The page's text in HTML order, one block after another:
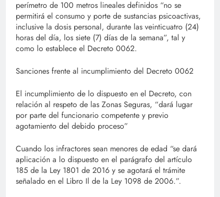
perímetro de 100 metros lineales definidos “no se
permitirá el consumo y porte de sustancias psicoactivas,
inclusive la dosis personal, durante las veinticuatro (24)
horas del día, los siete (7) días de la semana”, tal y
como lo establece el Decreto 0062.
Sanciones frente al incumplimiento del Decreto 0062
El incumplimiento de lo dispuesto en el Decreto, con
relación al respeto de las Zonas Seguras, “dará lugar
por parte del funcionario competente y previo
agotamiento del debido proceso”
Cuando los infractores sean menores de edad “se dará
aplicación a lo dispuesto en el parágrafo del artículo
185 de la Ley 1801 de 2016 y se agotará el trámite
señalado en el Libro Il de la Ley 1098 de 2006.”.